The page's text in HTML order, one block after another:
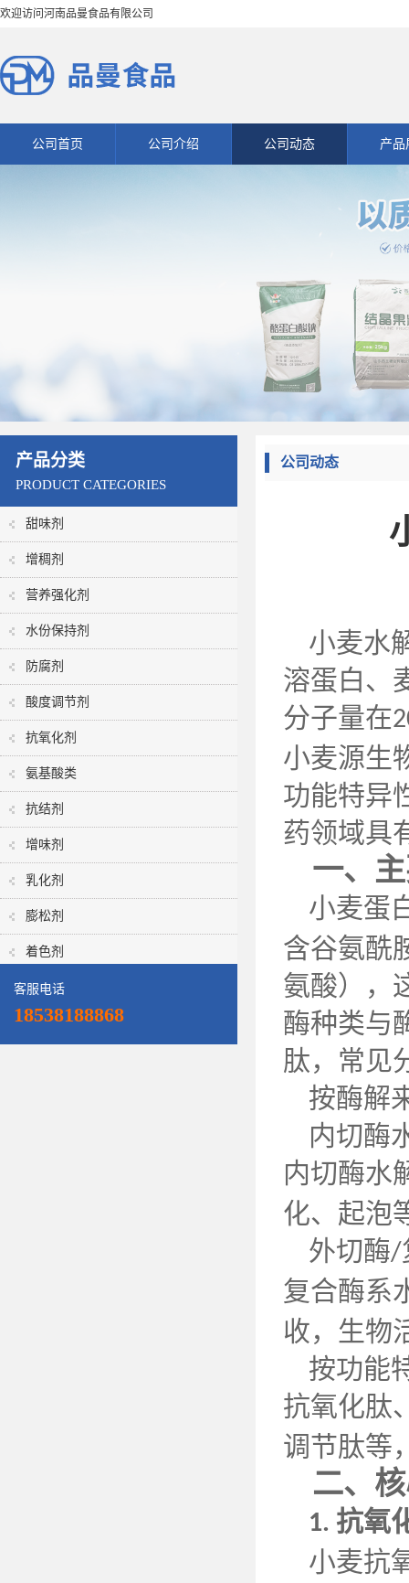
欢迎访问河南品曼食品有限公司
公司首页 公司介绍 公司动态 产品
产品分类
PRODUCT CATEGORIES
甜味剂
增稠剂
营养强化剂
水份保持剂
防腐剂
酸度调节剂
抗氧化剂
氨基酸类
抗结剂
增味剂
乳化剂
膨松剂
着色剂
客服电话
18538188868
公司动态
小麦水
溶蛋白、
分子量在
小麦源生
功能特异
药领域具
一、
小麦蛋
含谷氨酰
氨酸），
酶种类与
肽，常见
按酶解
内切酶
内切酶水
化、起泡
外切酶/
复合酶系
收，生物
按功能
抗氧化肽
调节肽等
二、
1. 抗氧
小麦抗